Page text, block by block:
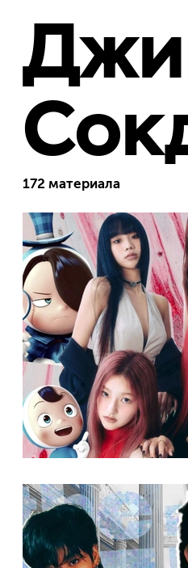
172 материала